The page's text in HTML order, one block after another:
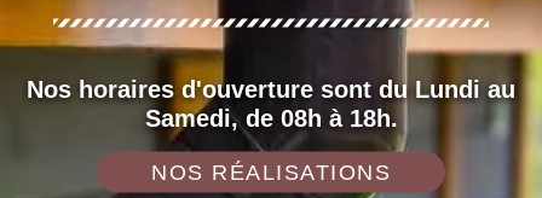
Nos horaires d'ouverture sont du Lundi au
Samedi, de 08h à 18h.
NOS RÉALISATIONS